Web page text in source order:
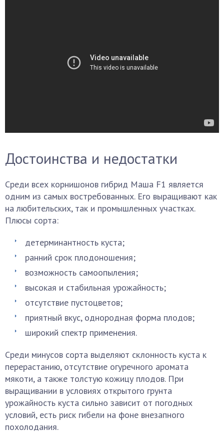
Достоинства и недостатки
Среди всех корнишонов гибрид Маша F1 является
одним из самых востребованных. Его выращивают как
на любительских, так и промышленных участках.
Плюсы сорта:
детерминантность куста;
ранний срок плодоношения;
возможность самоопыления;
высокая и стабильная урожайность;
отсутствие пустоцветов;
приятный вкус, однородная форма плодов;
широкий спектр применения.
Среди минусов сорта выделяют склонность куста к
перерастанию, отсутствие огуречного аромата
мякоти, а также толстую кожицу плодов. При
выращивании в условиях открытого грунта
урожайность куста сильно зависит от погодных
условий, есть риск гибели на фоне внезапного
похолодания.